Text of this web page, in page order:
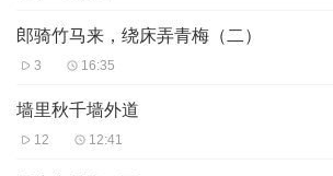
郎骑竹马来，绕床弄青梅（二）
3 16:35
墙里秋千墙外道
12 12:41